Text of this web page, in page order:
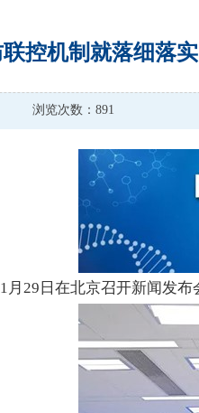
联控机制就落细落
浏览次数：891
月29日在北京召开新闻发